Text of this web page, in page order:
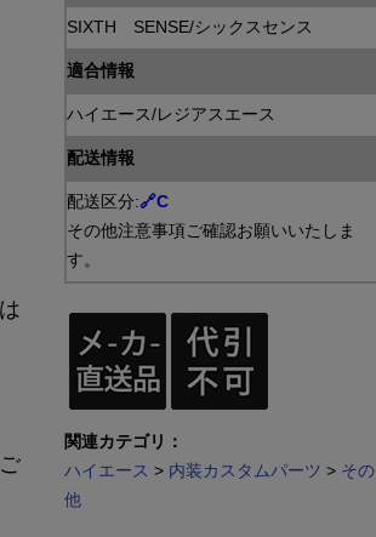
SIXTH SENSE/シックスセンス
適合情報
ハイエース/レジアスエース
配送情報
配送区分:🔗C
その他注意事項ご確認お願いいたしま
す。
関連カテゴリ：
ハイエース > 内装カスタムパーツ > その
他